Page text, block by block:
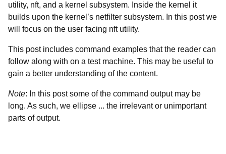
utility, nft, and a kernel subsystem. Inside the kernel it
builds upon the kernel’s netfilter subsystem. In this post we
will focus on the user facing nft utility.
This post includes command examples that the reader can
follow along with on a test machine. This may be useful to
gain a better understanding of the content.
Note: In this post some of the command output may be
long. As such, we ellipse ... the irrelevant or unimportant
parts of output.